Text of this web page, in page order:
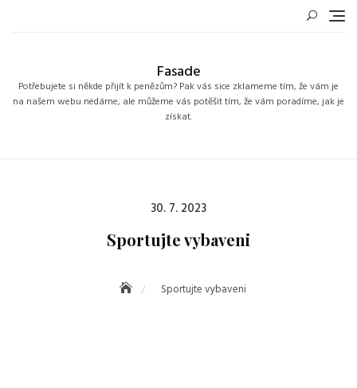
Fasade
Potřebujete si někde přijít k penězům? Pak vás sice zklameme tím, že vám je
na našem webu nedáme, ale můžeme vás potěšit tím, že vám poradíme, jak je
získat.
Posted
30. 7. 2023
Sportujte vybaveni
Sportujte vybaveni